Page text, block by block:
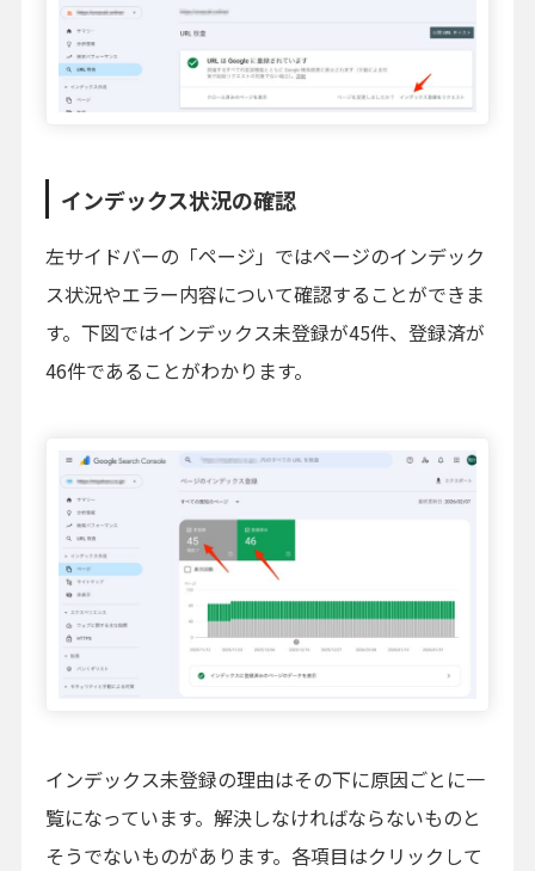
インデックス状況の確認
左サイドバーの「ページ」ではページのインデック
ス状況やエラー内容について確認することができま
す。下図ではインデックス未登録が45件、登録済が
46件であることがわかります。
インデックス未登録の理由はその下に原因ごとに一
覧になっています。解決しなければならないものと
そうでないものがあります。各項目はクリックして